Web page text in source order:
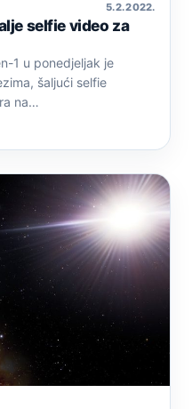
5. 2. 2022.
selfie video za
1 u ponedjeljak je
šaljući selfie
na…